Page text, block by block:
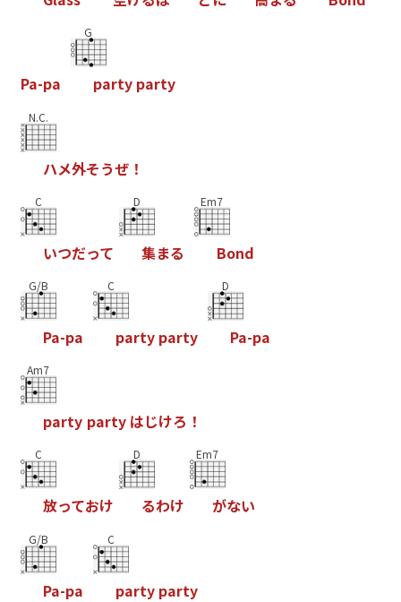
Pa-pa
G
party party
N.C.
ハメ外そうぜ！
C
いつだって
D
集まる
Em7
Bond
G/B
Pa-pa
C
party party
D
Pa-pa
Am7
party party はじけろ ！
C
放っておけ
D
るわけ
Em7
がない
G/B
Pa-pa
C
party party